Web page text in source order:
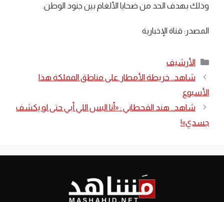
وذلك بهدف الحد من ضحايا الألغام بين جنود الوطن.
المصدر: قناة الإخبارية
التصنيفات
الأرشيف
شاهد.. خريطة الأمطار على مناطق المملكة هذا
الأسبوع
‏شاهد.. هند القحطاني : «أنا البس اللي أبي حتى لو يكشف
جسدي»!